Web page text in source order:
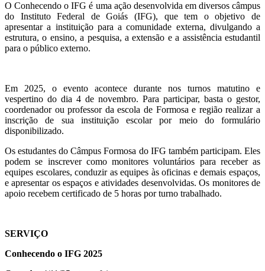
O Conhecendo o IFG é uma ação desenvolvida em diversos câmpus
do Instituto Federal de Goiás (IFG), que tem o objetivo de
apresentar a instituição para a comunidade externa, divulgando a
estrutura, o ensino, a pesquisa, a extensão e a assistência estudantil
para o público externo.
Em 2025, o evento acontece durante nos turnos matutino e
vespertino do dia 4 de novembro. Para participar, basta o gestor,
coordenador ou professor da escola de Formosa e região realizar a
inscrição de sua instituição escolar por meio do formulário
disponibilizado.
Os estudantes do Câmpus Formosa do IFG também participam. Eles
podem se inscrever como monitores voluntários para receber as
equipes escolares, conduzir as equipes às oficinas e demais espaços,
e apresentar os espaços e atividades desenvolvidas. Os monitores de
apoio recebem certificado de 5 horas por turno trabalhado.
SERVIÇO
Conhecendo o IFG 2025